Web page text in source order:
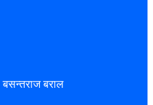
बसन्तराज बराल